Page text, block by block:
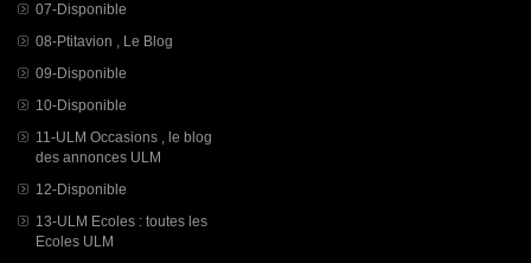
07-Disponible
08-Ptitavion , Le Blog
09-Disponible
10-Disponible
11-ULM Occasions , le blog
des annonces ULM
12-Disponible
13-ULM Ecoles : toutes les
Ecoles ULM